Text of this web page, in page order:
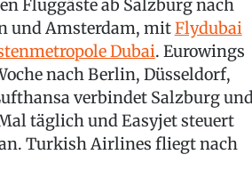
Fluggäste ab Salzburg nach
und Amsterdam, mitFlydubai
Dubai. Eurowings
nach Berlin, Düsseldorf,
verbindet Salzburg
täglich und Easyjet steuert
Turkish Airlines fliegt nach